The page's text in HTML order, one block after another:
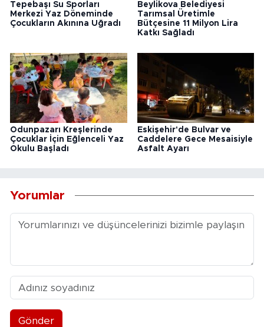
Tepebaşı Su Sporları
Merkezi Yaz Döneminde
Çocukların Akınına Uğradı
Beylikova Belediyesi
Tarımsal Üretimle
Bütçesine 11 Milyon Lira
Katkı Sağladı
Odunpazarı Kreşlerinde
Çocuklar İçin Eğlenceli Yaz
Okulu Başladı
Eskişehir'de Bulvar ve
Caddelere Gece Mesaisiyle
Asfalt Ayarı
Yorumlar
Gönder